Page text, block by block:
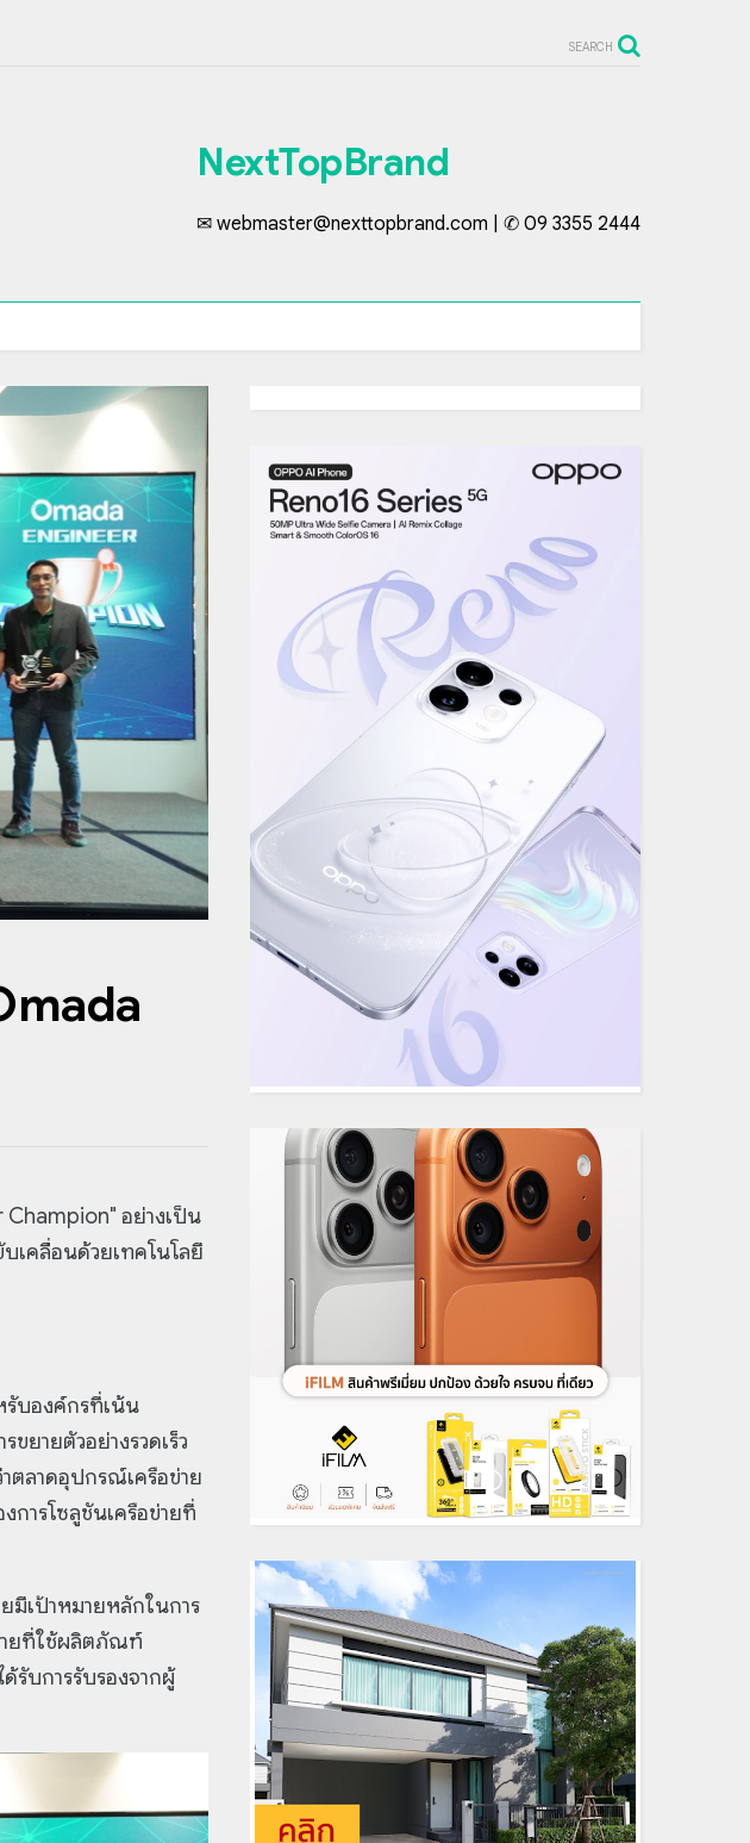
SEARCH
NextTopBrand
✉ webmaster@nexttopbrand.com | ✆ 09 3355 2444
Champion" อย่างเป็น
เคลื่อนด้วยเทคโนโลยี
รับองค์กรที่เน้น
ยายตัวอย่างรวดเร็ว
ตลาดอุปกรณ์เครือข่าย
ารโซลูชันเครือข่ายที่
มีเป้าหมายหลักในการ
ายที่ใช้ผลิตภัณฑ์
รับการรับรองจากผู้